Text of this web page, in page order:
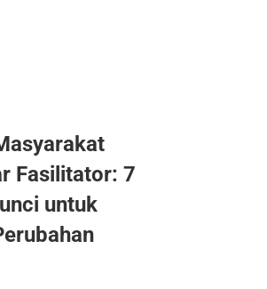
Fasilitator: 7
untuk